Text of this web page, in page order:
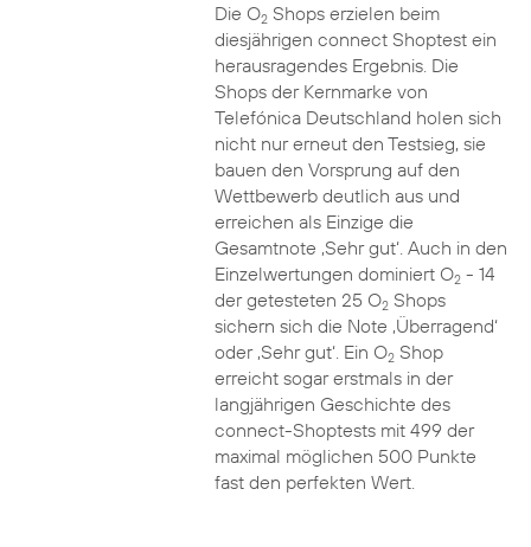
Die O2Shops erzielen beim
diesjährigen connect Shoptest ein
herausragendes Ergebnis. Die
Shops der Kernmarke von
Telefónica Deutschland holen sich
nicht nur erneut den Testsieg, sie
bauen den Vorsprung auf den
Wettbewerb deutlich aus und
erreichen als Einzige die
Gesamtnote ‚Sehr gut‘. Auch in den
Einzelwertungen dominiert O2- 14
der getesteten 25 O2Shops
sichern sich die Note ‚Überragend‘
oder ‚Sehr gut‘. Ein O2Shop
erreicht sogar erstmals in der
langjährigen Geschichte des
connect-Shoptests mit 499 der
maximal möglichen 500 Punkte
fast den perfekten Wert.